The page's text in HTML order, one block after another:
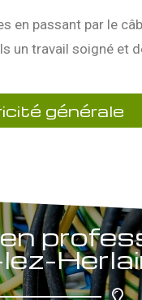
en passant par le
un travail soigné et
générale